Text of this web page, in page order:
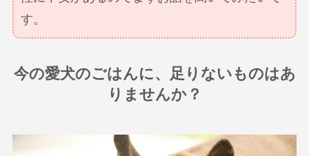
す。
今の愛犬のごはんに、足りないものはあ
りませんか？